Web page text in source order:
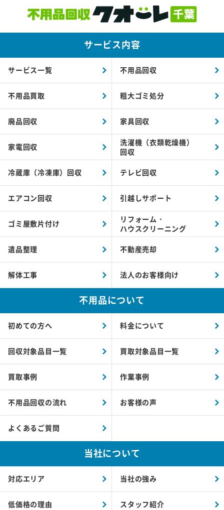
サービス内容
サービス一覧 不用品回収
不用品買取 粗大ゴミ処分
廃品回収 家具回収
家電回収
洗濯機（衣類乾燥機）
回収
冷蔵庫（冷凍庫）回収 テレビ回収
エアコン回収 引越しサポート
ゴミ屋敷片付け
リフォーム・
ハウスクリーニング
遺品整理 不動産売却
解体工事 法人のお客様向け
不用品について
初めての方へ 料金について
回収対象品目一覧 買取対象品目一覧
買取事例 作業事例
不用品回収の流れ お客様の声
よくあるご質問
当社について
対応エリア 当社の強み
低価格の理由 スタッフ紹介